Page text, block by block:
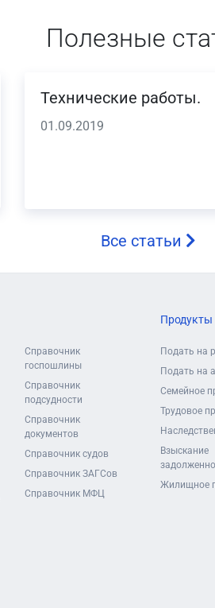
Полезные
Технические работы.
01.09.2019
Все статьи
Справочник
госпошлины
Справочник
подсудности
Справочник
документов
Справочник судов
Справочник ЗАГСов
Справочник МФЦ
Продукты
Подать на
Подать на
Семейное
Трудовое
Взыскание
Жилищное